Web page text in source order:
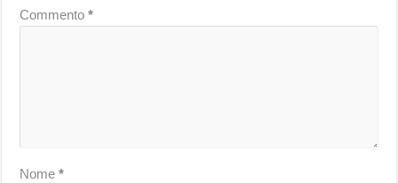
Commento*
Nome*